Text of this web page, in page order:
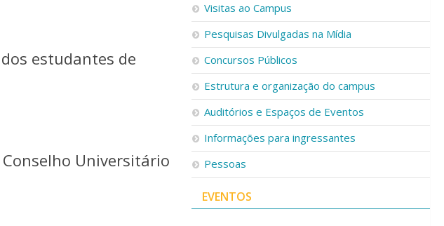
estudantes de
Universitário
Visitas ao Campus
Pesquisas Divulgadas na Mídia
Concursos Públicos
Estrutura e organização do campus
Auditórios e Espaços de Eventos
Informações para ingressantes
Pessoas
EVENTOS